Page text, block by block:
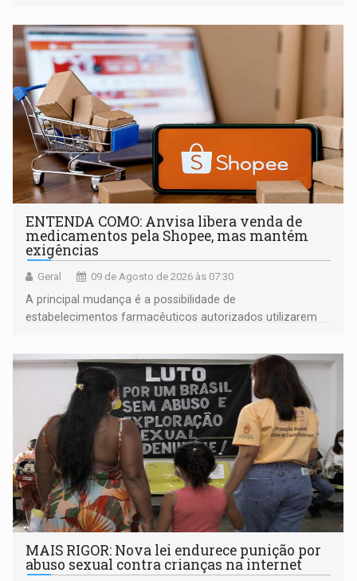
ENTENDA COMO: Anvisa libera venda de
medicamentos pela Shopee, mas mantém
exigências
Geral 09 de Agosto de 2026 às 07:30
A principal mudança é a possibilidade de
estabelecimentos farmacêuticos autorizados utilizarem
MAIS RIGOR: Nova lei endurece punição por
abuso sexual contra crianças na internet